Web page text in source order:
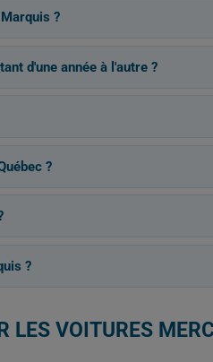
?
d'une année à l'autre ?
?
?
LES VOITURES